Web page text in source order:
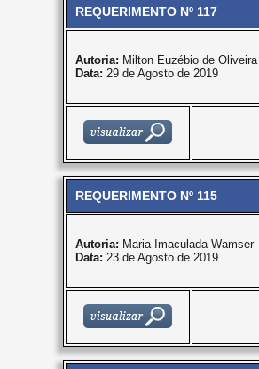
REQUERIMENTO Nº 117
Autoria: Milton Euzébio de Oliveira
Data: 29 de Agosto de 2019
REQUERIMENTO Nº 115
Autoria: Maria Imaculada Wamser
Data: 23 de Agosto de 2019